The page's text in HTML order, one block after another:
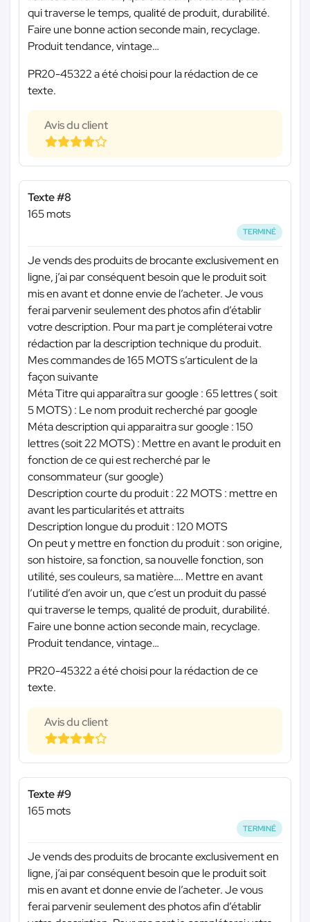
qui traverse le temps, qualité de produit, durabilité.
Faire une bonne action seconde main, recyclage.
Produit tendance, vintage…
PR20-45322 a été choisi pour la rédaction de ce
texte.
Avis du client
Texte #8
165 mots
TERMINÉ
Je vends des produits de brocante exclusivement en
ligne, j’ai par conséquent besoin que le produit soit
mis en avant et donne envie de l’acheter. Je vous
ferai parvenir seulement des photos afin d’établir
votre description. Pour ma part je compléterai votre
rédaction par la description technique du produit.
Mes commandes de 165 MOTS s’articulent de la
façon suivante
Méta Titre qui apparaîtra sur google : 65 lettres ( soit
5 MOTS) : Le nom produit recherché par google
Méta description qui apparaitra sur google : 150
lettres (soit 22 MOTS) : Mettre en avant le produit en
fonction de ce qui est recherché par le
consommateur (sur google)
Description courte du produit : 22 MOTS : mettre en
avant les particularités et attraits
Description longue du produit : 120 MOTS
On peut y mettre en fonction du produit : son origine,
son histoire, sa fonction, sa nouvelle fonction, son
utilité, ses couleurs, sa matière…. Mettre en avant
l’utilité d’en avoir un, que c’est un produit du passé
qui traverse le temps, qualité de produit, durabilité.
Faire une bonne action seconde main, recyclage.
Produit tendance, vintage…
PR20-45322 a été choisi pour la rédaction de ce
texte.
Avis du client
Texte #9
165 mots
TERMINÉ
Je vends des produits de brocante exclusivement en
ligne, j’ai par conséquent besoin que le produit soit
mis en avant et donne envie de l’acheter. Je vous
ferai parvenir seulement des photos afin d’établir